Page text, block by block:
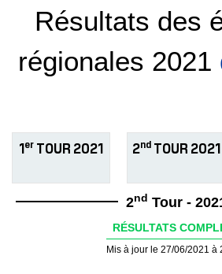
Résultats des
régionales 2021
1er TOUR 2021 2ndTOUR 2021
2nd Tour -
RÉSULTATS
Mis à jour le 27/06/2021 à